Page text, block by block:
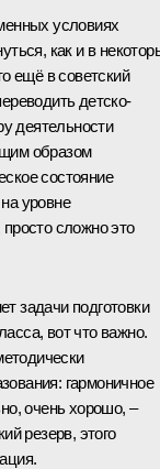
условиях
как и в
ещё в советский
детско-
деятельности
образом
состояние
уровне
просто сложно это
задачи подготовки
вот что важно.
гармоничное
очень хорошо, –
резерв, этого